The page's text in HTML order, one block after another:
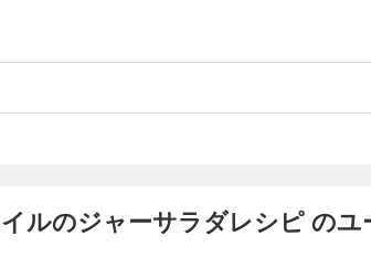
ルのジャーサラダレシピ の